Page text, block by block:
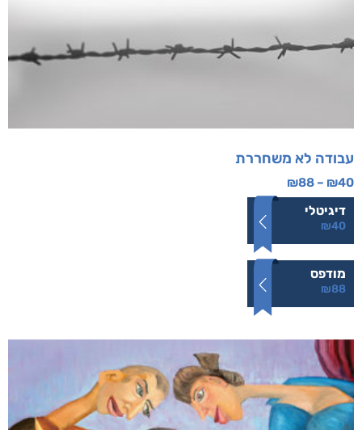
עבודה לא משחררת
₪40
–
₪88
דיגיטלי
₪40
מודפס
₪88